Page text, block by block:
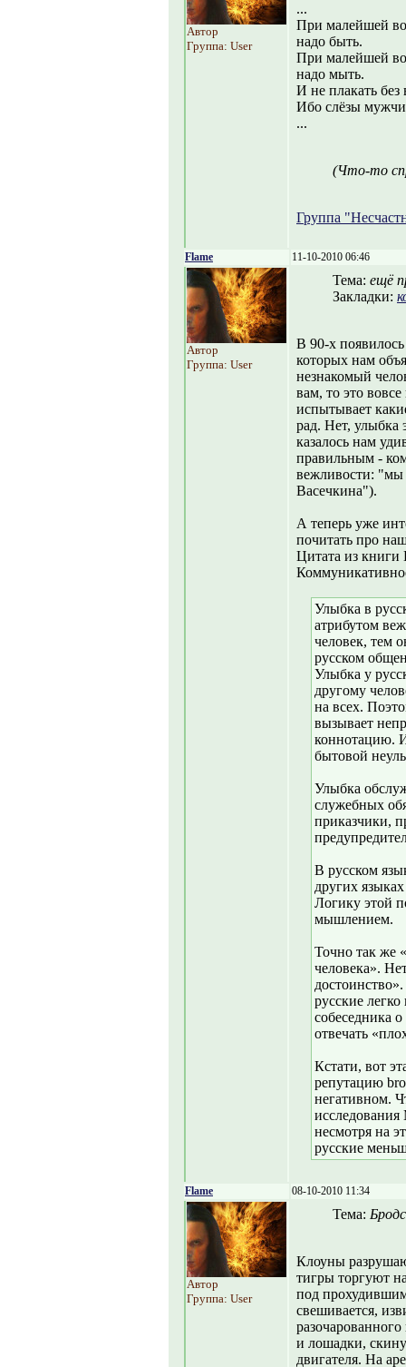
Автор
Группа: User
...
При малейшей
надо быть.
При малейшей
надо мыть.
И не плакать
Ибо слёзы
...
(Что-то
Группа
Flame 11-10-2010 06:46
Автор
Группа: User
Тема: ещё
Закладки:
В 90-х
которых нам
незнакомый
вам, то это
испытывает
рад. Нет, улыбка
казалось нам
правильным -
вежливости: "мы
Васечкина").
А теперь уже
почитать про
Цитата из книги
Улыбка в
атрибутом
человек, тем
русском
Улыбка у
другому
на всех.
вызывает
коннотацию.
бытовой
Улыбка
служебных
приказчики,
В русском
других
Логику этой
мышлением.
Точно так же
человека».
русские
собеседника
отвечать
Кстати, вот
репутацию
негативном.
исследования
несмотря на
русские
Flame 08-10-2010 11:34
Автор
Группа: User
Тема:
Клоуны
тигры торгуют
под
свешивается,
и лошадки,
двигателя. На